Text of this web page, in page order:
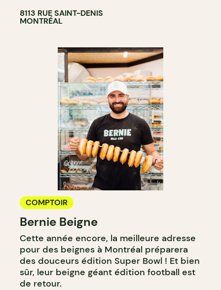
8113 RUE SAINT-DENIS
MONTRÉAL
COMPTOIR
Bernie Beigne
Cette année encore, la meilleure adresse
pour des beignes à Montréal préparera
des douceurs édition Super Bowl ! Et bien
sûr, leur beigne géant édition football est
de retour.